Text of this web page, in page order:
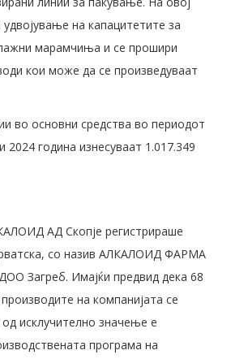
на капацитетите за
марамчиња и се прошири
кои може да се произведуваат
во основни средства во периодот
2024 година изнесуваат 1.017.349
АД Скопје регистрираше
со назив АЛКАЛОИД ФАРМА
Загреб. Имајќи предвид дека 68
на компанијата се
исклучително значење е
програма на